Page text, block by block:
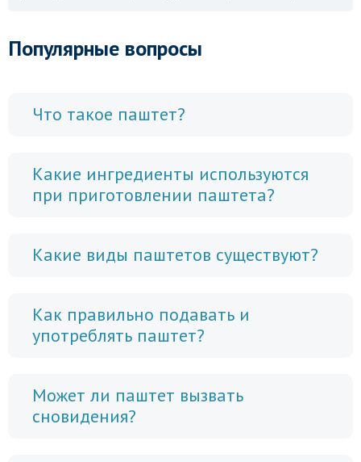
Популярные вопросы
Что такое паштет?
Какие ингредиенты используются
при приготовлении паштета?
Какие виды паштетов существуют?
Как правильно подавать и
употреблять паштет?
Может ли паштет вызвать
сновидения?